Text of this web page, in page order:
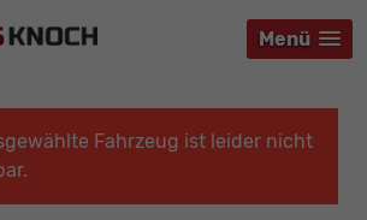
Menü
Menü
Menü
Fahrzeug ist leider nicht